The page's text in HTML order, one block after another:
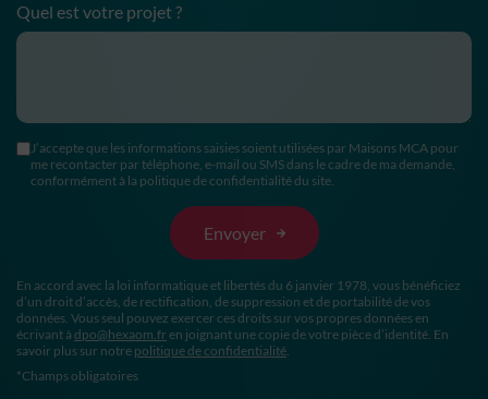
Quel est votre projet ?
J’accepte que les informations saisies soient utilisées par Maisons MCA pour
me recontacter par téléphone, e-mail ou SMS dans le cadre de ma demande,
conformément à la politique de confidentialité du site.
En accord avec la loi informatique et libertés du 6 janvier 1978, vous bénéficiez
d’un droit d’accès, de rectification, de suppression et de portabilité de vos
données. Vous seul pouvez exercer ces droits sur vos propres données en
écrivant à dpo@hexaom.fr en joignant une copie de votre pièce d’identité. En
savoir plus sur notre politique de confidentialité.
*Champs obligatoires